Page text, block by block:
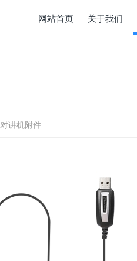
网站首页 关于我们
对讲机附件